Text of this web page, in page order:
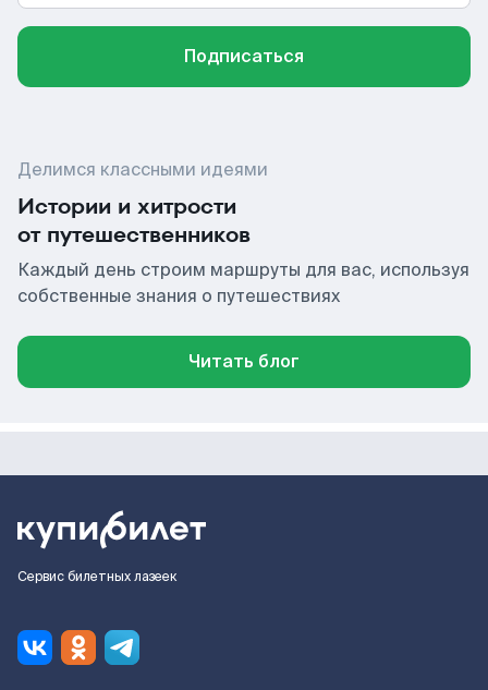
Подписаться
Делимся классными идеями
Истории и хитрости
от путешественников
Каждый день строим маршруты для вас, используя
собственные знания о путешествиях
Читать блог
Сервис билетных лазеек